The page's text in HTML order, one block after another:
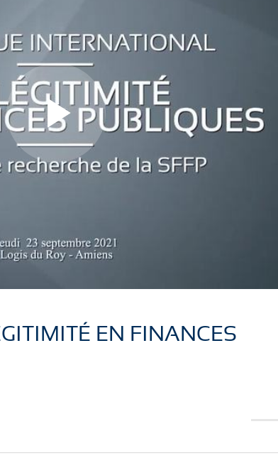
L
r
L
r
EN FINANCES